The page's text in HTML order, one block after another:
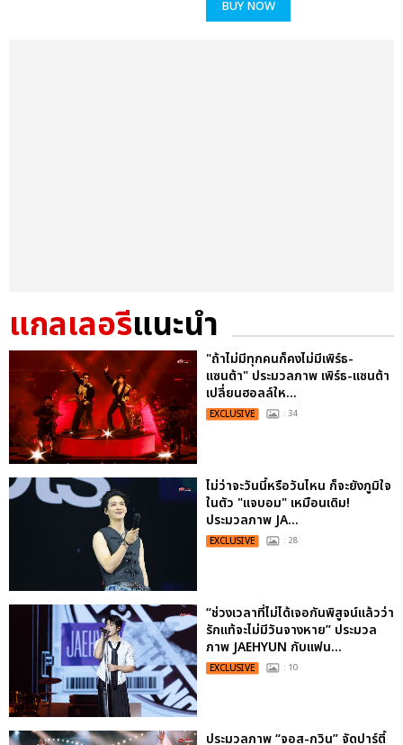
BUY NOW
แกลเลอรีแนะนำ
"ถ้าไม่มีทุกคนก็คงไม่มีเพิร์ธ-
แซนต้า" ประมวลภาพ เพิร์ธ-แซนต้า
เปลี่ยนฮอลล์ให...
EXCLUSIVE : 34
ไม่ว่าจะวันนี้หรือวันไหน ก็จะยังภูมิใจ
ในตัว "แจบอม" เหมือนเดิม!
ประมวลภาพ JA...
EXCLUSIVE : 28
“ช่วงเวลาที่ไม่ได้เจอกันพิสูจน์แล้วว่า
รักแท้จะไม่มีวันจางหาย” ประมวล
ภาพ JAEHYUN กับแฟน...
EXCLUSIVE : 10
ประมวลภาพ “จอส-กวิน” จัดปาร์ตี้